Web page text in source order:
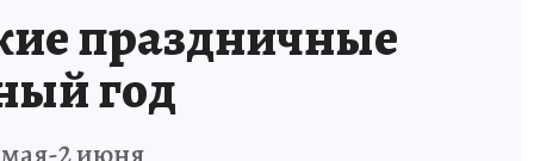
ДЕНЬ ПОБЕДЫ В САМАРЕ 2025
#ЭКОРАВНОВЕСИЕ
праздничные
год